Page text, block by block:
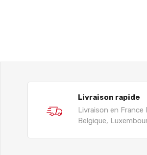
Livraison rapide
Livraison en
Belgique,